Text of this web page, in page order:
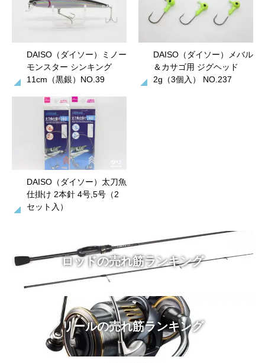
DAISO（ダイソー）ミノー
モンスター シンキング
11cm（黒銀）NO.39
DAISO（ダイソー）メバル
＆カサゴ用 ジグヘッド
2g（3個入） NO.237
DAISO（ダイソー）太刀魚
仕掛け 2本針 4号,5号（2
セット入）
ロッドの売れ筋ランキング
リールの売れ筋ランキング